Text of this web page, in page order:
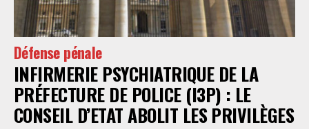
Défense pénale
INFIRMERIE PSYCHIATRIQUE DE LA
PRÉFECTURE DE POLICE (I3P) : LE
CONSEIL D’ETAT ABOLIT LES PRIVILÈGES